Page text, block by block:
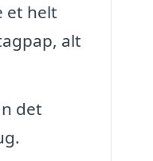
et helt
alt
det